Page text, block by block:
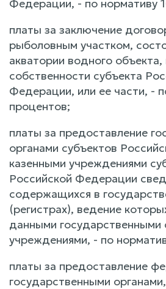
Федерации, - по нормативу
платы за заключение
рыболовным участком,
акватории водного
собственности субъекта
Федерации, или ее части, -
процентов;
платы за предоставление
органами субъектов
казенными учреждениями
Российской Федерации
содержащихся в
(регистрах), ведение
данными государственными
учреждениями, - по
платы за предоставление
государственными